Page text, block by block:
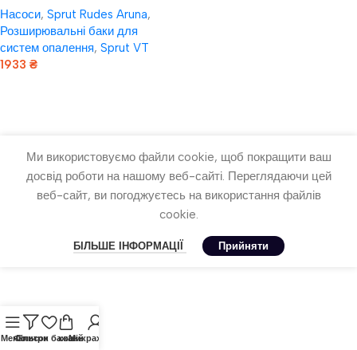
Насоси, Sprut Rudes Aruna,
Розширювальні баки для
систем опалення, Sprut VT
1933 ₴
МенюФільтри
Список бажань
кошик
Мій рахунок
Ми використовуємо файли cookie, щоб покращити ваш
досвід роботи на нашому веб-сайті. Переглядаючи цей
веб-сайт, ви погоджуєтесь на використання файлів
cookie.
БІЛЬШЕ ІНФОРМАЦІЇ Прийняти